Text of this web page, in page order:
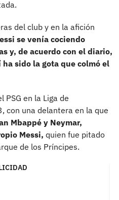
del club y en la afición
se venía cociendo
y, de acuerdo con el diario,
sido la gota que colmó el
PSG en la Liga de
con una delantera en la que
Mbappé y Neymar,
Messi, quien fue pitado
de los Príncipes.